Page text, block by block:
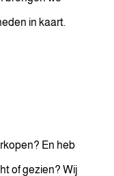
in kaart.
En heb
of gezien? Wij